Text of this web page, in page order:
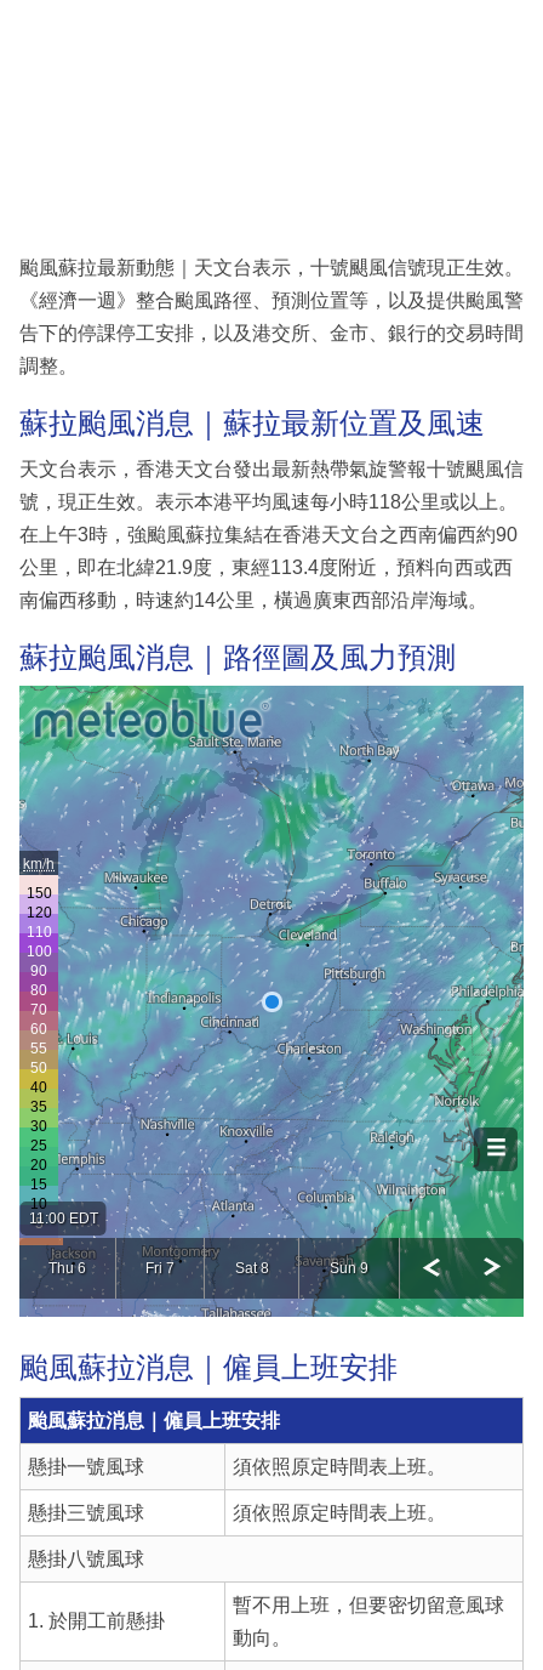
閱
專
區
颱風蘇拉最新動態｜天文台表示，十號颶風信號現正生效。
《經濟一週》整合颱風路徑、預測位置等，以及提供颱風警
告下的停課停工安排，以及港交所、金市、銀行的交易時間
調整。
蘇拉颱風消息｜蘇拉最新位置及風速
天文台表示，香港天文台發出最新熱帶氣旋警報十號颶風信
號，現正生效。表示本港平均風速每小時118公里或以上。
在上午3時，強颱風蘇拉集結在香港天文台之西南偏西約90
公里，即在北緯21.9度，東經113.4度附近，預料向西或西
南偏西移動，時速約14公里，橫過廣東西部沿岸海域。
蘇拉颱風消息｜路徑圖及風力預測
颱風蘇拉消息｜僱員上班安排
颱風蘇拉消息｜僱員上班安排
懸掛一號風球 須依照原定時間表上班。
懸掛三號風球 須依照原定時間表上班。
懸掛八號風球
1. 於開工前懸掛
暫不用上班，但要密切留意風球
動向。